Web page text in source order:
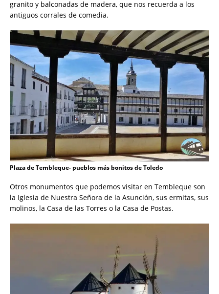
granito y balconadas de madera, que nos recuerda a los
antiguos corrales de comedia.
Plaza de Tembleque- pueblos más bonitos de Toledo
Otros monumentos que podemos visitar en Tembleque son
la Iglesia de Nuestra Señora de la Asunción, sus ermitas, sus
molinos, la Casa de las Torres o la Casa de Postas.